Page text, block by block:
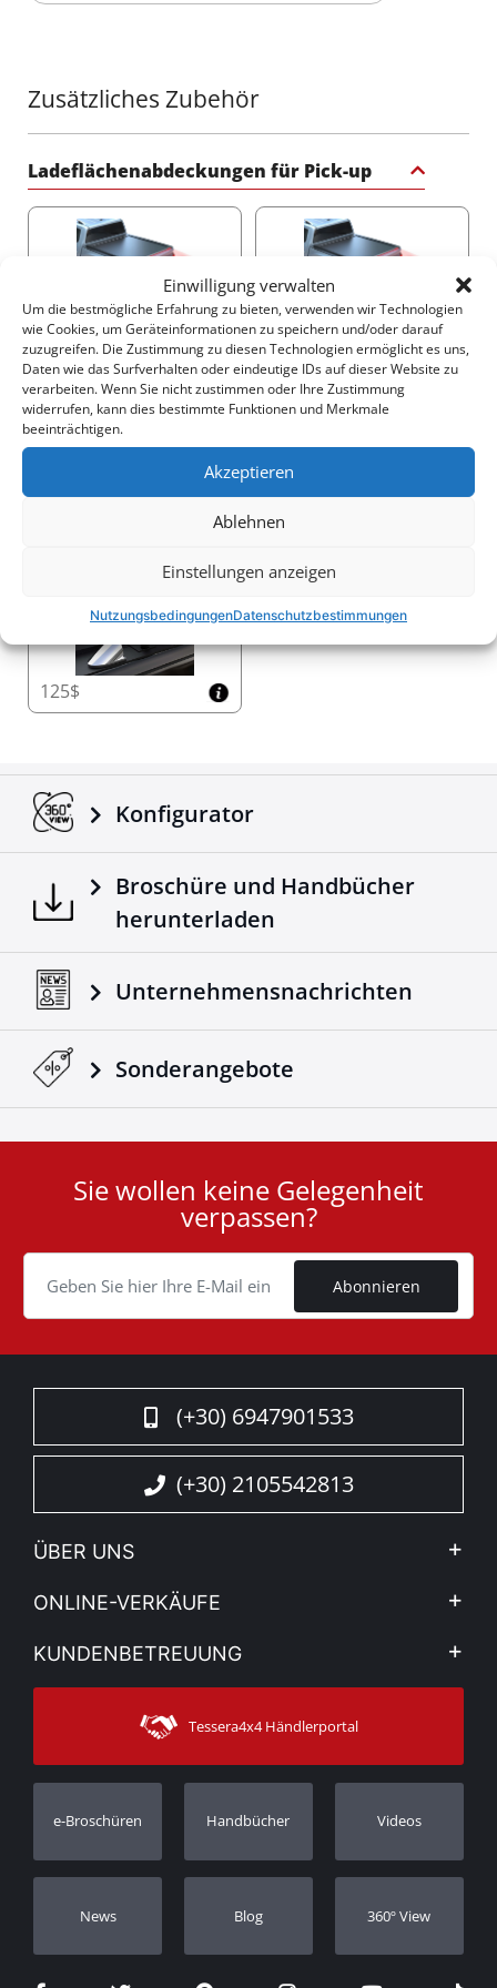
Einwilligung verwalten
Um die bestmögliche Erfahrung zu bieten, verwenden wir Technologien
wie Cookies, um Geräteinformationen zu speichern und/oder darauf
zuzugreifen. Die Zustimmung zu diesen Technologien ermöglicht es uns,
Daten wie das Surfverhalten oder eindeutige IDs auf dieser Website zu
verarbeiten. Wenn Sie nicht zustimmen oder Ihre Zustimmung
widerrufen, kann dies bestimmte Funktionen und Merkmale
beeinträchtigen.
Akzeptieren
Ablehnen
Einstellungen anzeigen
NutzungsbedingungenDatenschutzbestimmungen
Sicht und ermöglicht eine einfache Reinigung der
Heckscheibe. Entspricht wichtigen
Sicherheitsstandards und minimiert das
Kanten (0 %).
Fügen Sie Ihrem Offroad-Equipment ein weiteres
außergewöhnliches Stück hinzu mit diesem
Tessera4x4-Zubehör, bekannt für seine hochwertigen,
langlebigen und robusten 4x4-Zubehörteile.
Verwandeln Sie Ihr Fahrzeug mit dem sportlichen
Rollbügel von Tessera4x4 – ein Statement für Stärke,
Sicherheit und Raffinesse für Ihren 4x4.
Zusätzliches Zubehör
Ladeflächenabdeckungen für Pick-up
2250$ 3140$
1765$
125$
Konfigurator
Broschüre und Handbücher
herunterladen
Unternehmensnachrichten
Sonderangebote
Cookie
Sie wollen keine Gelegenheit
verpassen?
Abonnieren
(+30) 6947901533
(+30) 2105542813
ÜBER UNS
Firma
Sehen Sie unsere Nachrichten
Sitemap
ONLINE-VERKÄUFE
Mein Konto
Versandarten
KUNDENBETREUUNG
Kontakt
Kundendienst
Bestellung verfolgen
Händler
Tessera4x4 Händlerportal
e-Broschüren Handbücher Videos
Νews Blog 360º View